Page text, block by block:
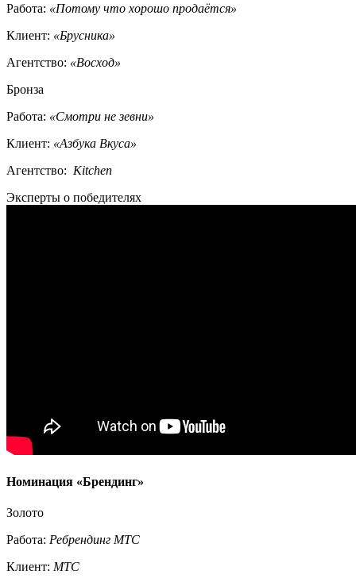
Работа: «Потому что хорошо продаётся»
Клиент: «Брусника»
Агентство: «Восход»
Бронза
Работа: «Смотри не зевни»
Клиент: «Азбука Вкуса»
Агентство: Kitchen
Эксперты о победителях
Номинация «Брендинг»
Золото
Работа: Ребрендинг МТС
Клиент: МТС